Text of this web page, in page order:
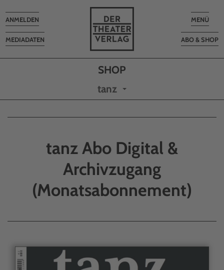
Toggle
MENÜ
ABO & SHOP
MEDIADATEN
Toggle
navigation
ANMELDEN
tanz
tanz Abo Digital &
Archivzugang
(Monatsabonnement)